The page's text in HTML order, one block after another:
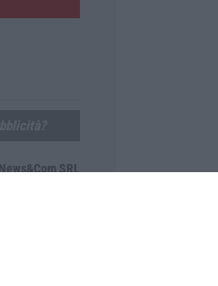
News&Com SRL